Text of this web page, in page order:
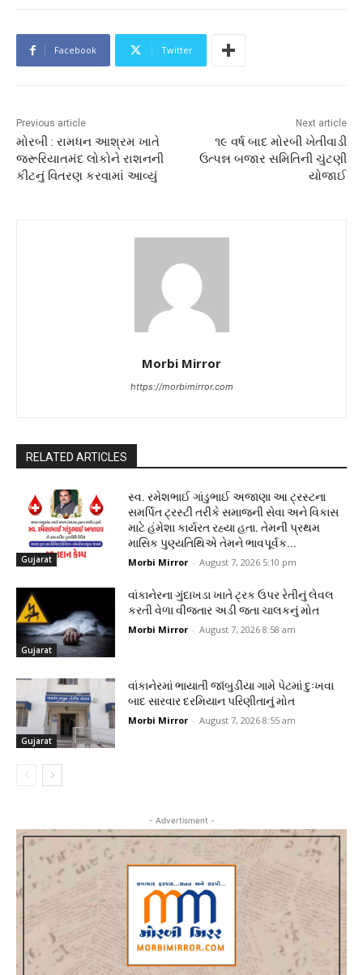
Facebook Twitter
Previous article
મોરબી : રામધન આશ્રમ ખાતે
જરૂરિયાતમંદ લોકોને રાશનની
કીટનું વિતરણ કરવામાં આવ્યું
Next article
૧૯ વર્ષ બાદ મોરબી ખેતીવાડી
ઉત્પન્ન બજાર સમિતિની ચુંટણી
યોજાઈ
Morbi Mirror
https://morbimirror.com
RELATED ARTICLES
Gujarat
સ્વ. રમેશભાઈ ગાંડુભાઈ અજાણા આ ટ્રસ્ટના
સમર્પિત ટ્રસ્ટી તરીકે સમાજની સેવા અને વિકાસ
માટે હંમેશા કાર્યરત રહ્યા હતા. તેમની પ્રથમ
માસિક પુણ્યતિથિએ તેમને ભાવપૂર્વક...
Morbi Mirror - August 7, 2026 5:10 pm
Gujarat
વાંકાનેરના ગુંદાખડા ખાતે ટ્રક ઉપર રેતીનું લેવલ
કરતી વેળા વીજતાર અડી જતા ચાલકનું મોત
Morbi Mirror - August 7, 2026 8:58 am
Gujarat
વાંકાનેરમાં ભાયાતી જાંબુડીયા ગામે પેટમાં દુઃખવા
બાદ સારવાર દરમિયાન પરિણીતાનું મોત
Morbi Mirror - August 7, 2026 8:55 am
- Advertisment -